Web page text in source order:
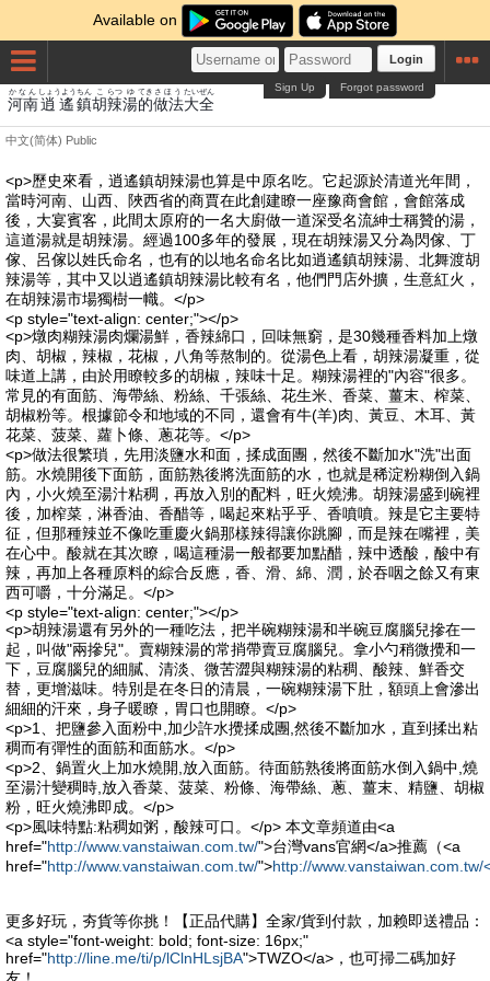
Available on
Login
Forgot password
Sign Up
河南
かなん
逍遙
しょうよう
鎮
ちん
胡
こ
辣
らつ
湯
ゆ
的
てき
做法
さほう
大全
たいぜん
中文(简体) Public
<p>歷史來看，逍遙鎮胡辣湯也算是中原名吃。它起源於清道光年間，
當時河南、山西、陜西省的商賈在此創建瞭一座豫商會館，會館落成
後，大宴賓客，此間太原府的一名大廚做一道深受名流紳士稱贊的湯，
這道湯就是胡辣湯。經過100多年的發展，現在胡辣湯又分為閃傢、丁
傢、呂傢以姓氏命名，也有的以地名命名比如逍遙鎮胡辣湯、北舞渡胡
辣湯等，其中又以逍遙鎮胡辣湯比較有名，他們門店外擴，生意紅火，
在胡辣湯市場獨樹一幟。</p>
<p style="text-align: center;"></p>
<p>燉肉糊辣湯肉爛湯鮮，香辣綿口，回味無窮，是30幾種香料加上燉
肉、胡椒，辣椒，花椒，八角等熬制的。從湯色上看，胡辣湯凝重，從
味道上講，由於用瞭較多的胡椒，辣味十足。糊辣湯裡的"內容"很多。
常見的有面筋、海帶絲、粉絲、千張絲、花生米、香菜、薑末、榨菜、
胡椒粉等。根據節令和地域的不同，還會有牛(羊)肉、黃豆、木耳、黃
花菜、菠菜、蘿卜條、蔥花等。</p>
<p>做法很繁瑣，先用淡鹽水和面，揉成面團，然後不斷加水"洗"出面
筋。水燒開後下面筋，面筋熟後將洗面筋的水，也就是稀淀粉糊倒入鍋
內，小火燒至湯汁粘稠，再放入別的配料，旺火燒沸。胡辣湯盛到碗裡
後，加榨菜，淋香油、香醋等，喝起來粘乎乎、香噴噴。辣是它主要特
征，但那種辣並不像吃重慶火鍋那樣辣得讓你跳腳，而是辣在嘴裡，美
在心中。酸就在其次瞭，喝這種湯一般都要加點醋，辣中透酸，酸中有
辣，再加上各種原料的綜合反應，香、滑、綿、潤，於吞咽之餘又有東
西可嚼，十分滿足。</p>
<p style="text-align: center;"></p>
<p>胡辣湯還有另外的一種吃法，把半碗糊辣湯和半碗豆腐腦兒摻在一
起，叫做"兩摻兒"。賣糊辣湯的常捎帶賣豆腐腦兒。拿小勺稍微攪和一
下，豆腐腦兒的細膩、清淡、微苦澀與糊辣湯的粘稠、酸辣、鮮香交
替，更增滋味。特別是在冬日的清晨，一碗糊辣湯下肚，額頭上會滲出
細細的汗來，身子暖瞭，胃口也開瞭。</p>
<p>1、把鹽參入面粉中,加少許水攪揉成團,然後不斷加水，直到揉出粘
稠而有彈性的面筋和面筋水。</p>
<p>2、鍋置火上加水燒開,放入面筋。待面筋熟後將面筋水倒入鍋中,燒
至湯汁變稠時,放入香菜、菠菜、粉條、海帶絲、蔥、薑末、精鹽、胡椒
粉，旺火燒沸即成。</p>
<p>風味特點:粘稠如粥，酸辣可口。</p> 本文章頻道由<a
href="http://www.vanstaiwan.com.tw/">台灣vans官網</a>推薦（<a
href="http://www.vanstaiwan.com.tw/">http://www.vanstaiwan.com.tw/
更多好玩，夯貨等你挑！【正品代購】全家/貨到付款，加赖即送禮品：
<a style="font-weight: bold; font-size: 16px;"
href="http://line.me/ti/p/lClnHLsjBA">TWZO</a>，也可掃二碼加好